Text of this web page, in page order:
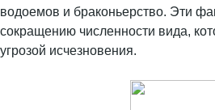
водоемов и браконьерство. Эти
сокращению численности вида,
угрозой исчезновения.